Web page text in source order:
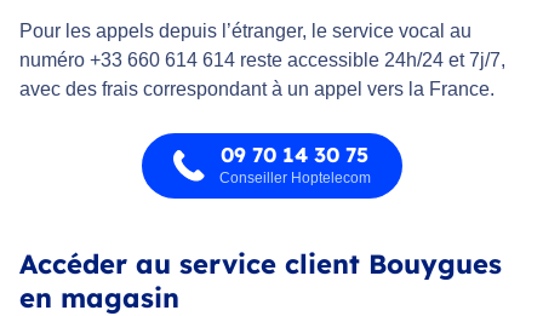
Pour les appels depuis l’étranger, le service vocal au
numéro +33 660 614 614 reste accessible 24h/24 et 7j/7,
avec des frais correspondant à un appel vers la France.
09 70 14 30 75
Conseiller Hoptelecom
Accéder au service client Bouygues
en magasin